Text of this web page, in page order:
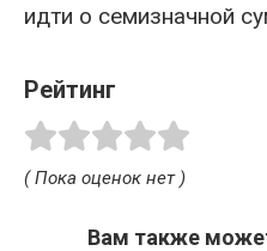
идти о семизначной
Рейтинг
( Пока оценок нет )
Вам также